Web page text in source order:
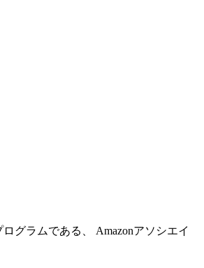
グラムである、 Amazonアソシエイ